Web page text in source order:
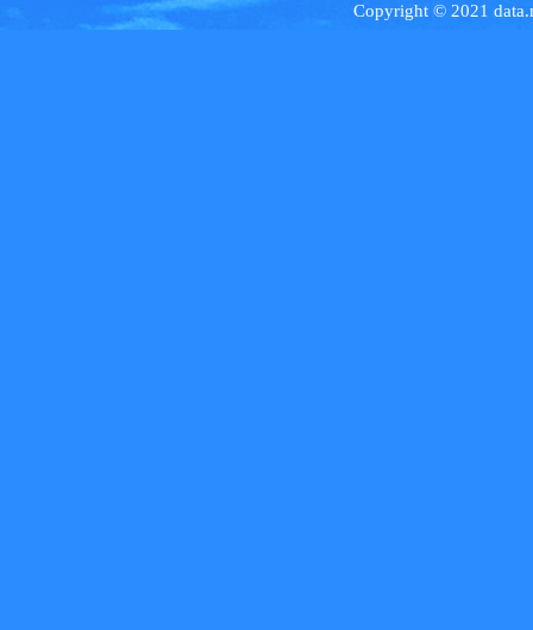
Copyright © 2021